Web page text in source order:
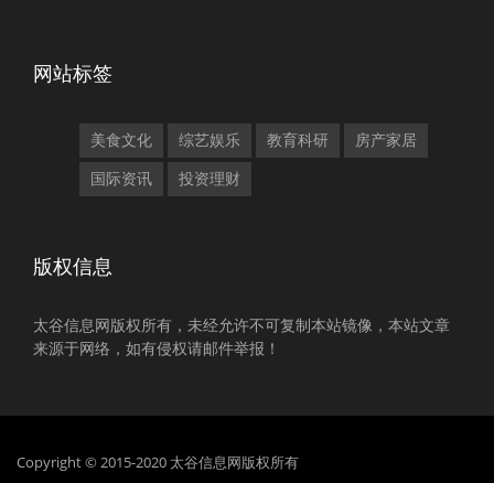
网站标签
美食文化 综艺娱乐 教育科研 房产家居
国际资讯 投资理财
版权信息
太谷信息网版权所有，未经允许不可复制本站镜像，本站文章
来源于网络，如有侵权请邮件举报！
Copyright © 2015-2020 太谷信息网版权所有